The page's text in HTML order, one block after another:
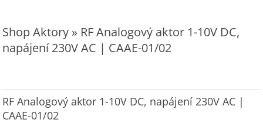
Shop Aktory » RF Analogový aktor 1-10V DC,
napájení 230V AC | CAAE-01/02
RF Analogový aktor 1-10V DC, napájení 230V AC |
CAAE-01/02